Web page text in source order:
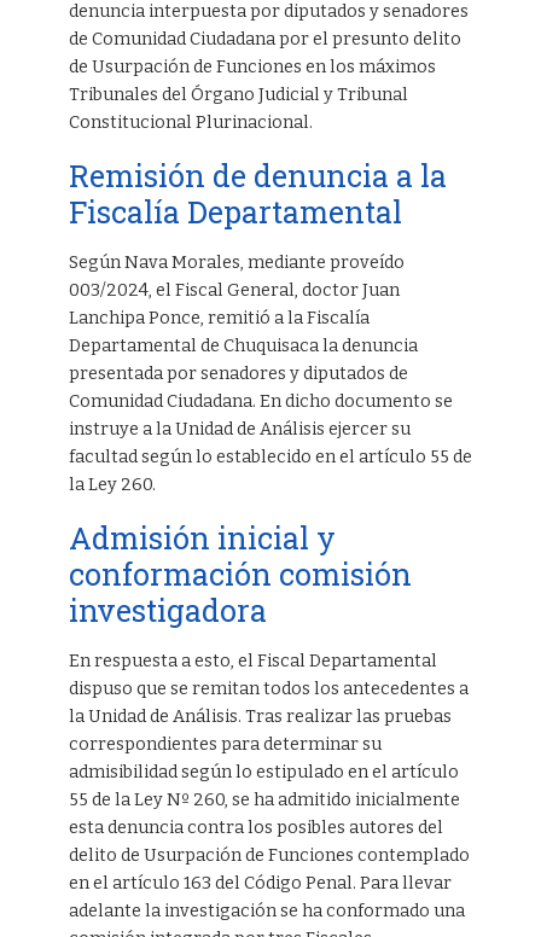
denuncia interpuesta por diputados y senadores
de Comunidad Ciudadana por el presunto delito
de Usurpación de Funciones en los máximos
Tribunales del Órgano Judicial y Tribunal
Constitucional Plurinacional.
Remisión de denuncia a la
Fiscalía Departamental
Según Nava Morales, mediante proveído
003/2024, el Fiscal General, doctor Juan
Lanchipa Ponce, remitió a la Fiscalía
Departamental de Chuquisaca la denuncia
presentada por senadores y diputados de
Comunidad Ciudadana. En dicho documento se
instruye a la Unidad de Análisis ejercer su
facultad según lo establecido en el artículo 55 de
la Ley 260.
Admisión inicial y
conformación comisión
investigadora
En respuesta a esto, el Fiscal Departamental
dispuso que se remitan todos los antecedentes a
la Unidad de Análisis. Tras realizar las pruebas
correspondientes para determinar su
admisibilidad según lo estipulado en el artículo
55 de la Ley Nº 260, se ha admitido inicialmente
esta denuncia contra los posibles autores del
delito de Usurpación de Funciones contemplado
en el artículo 163 del Código Penal. Para llevar
adelante la investigación se ha conformado una